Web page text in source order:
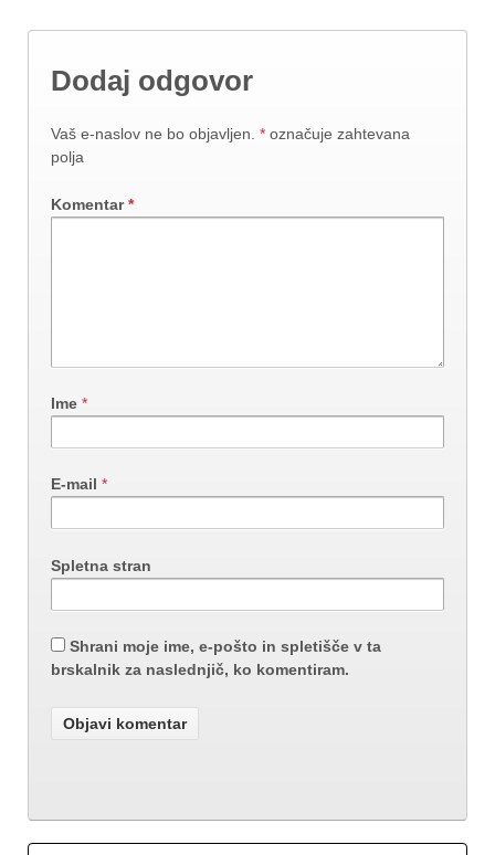
Dodaj odgovor
Vaš e-naslov ne bo objavljen. * označuje zahtevana
polja
Komentar*
Ime *
E-mail *
Spletna stran
Shrani moje ime, e-pošto in spletišče v ta
brskalnik za naslednjič, ko komentiram.